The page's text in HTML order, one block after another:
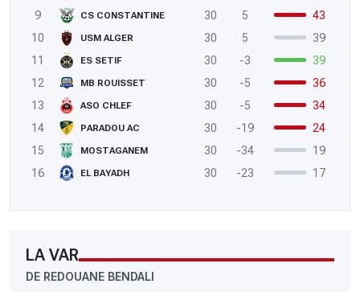
9
CS CONSTANTINE 30 5
43
10
USM ALGER 30 5
39
11
ES SETIF 30 -3
39
12
MB ROUISSET 30 -5
36
13
ASO CHLEF 30 -5
34
14
PARADOU AC 30 -19
24
15
MOSTAGANEM 30 -34
19
16
EL BAYADH 30 -23 17
LA VAR
DE REDOUANE BENDALI